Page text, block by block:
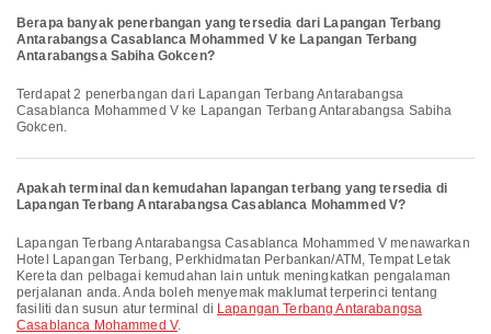
Berapa banyak penerbangan yang tersedia dari Lapangan Terbang
Antarabangsa Casablanca Mohammed V ke Lapangan Terbang
Antarabangsa Sabiha Gokcen?
Terdapat 2 penerbangan dari Lapangan Terbang Antarabangsa
Casablanca Mohammed V ke Lapangan Terbang Antarabangsa Sabiha
Gokcen.
Apakah terminal dan kemudahan lapangan terbang yang tersedia di
Lapangan Terbang Antarabangsa Casablanca Mohammed V?
Lapangan Terbang Antarabangsa Casablanca Mohammed V menawarkan
Hotel Lapangan Terbang, Perkhidmatan Perbankan/ATM, Tempat Letak
Kereta dan pelbagai kemudahan lain untuk meningkatkan pengalaman
perjalanan anda. Anda boleh menyemak maklumat terperinci tentang
fasiliti dan susun atur terminal di Lapangan Terbang Antarabangsa
Casablanca Mohammed V.